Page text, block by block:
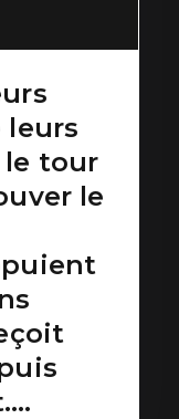
leurs
le tour
le